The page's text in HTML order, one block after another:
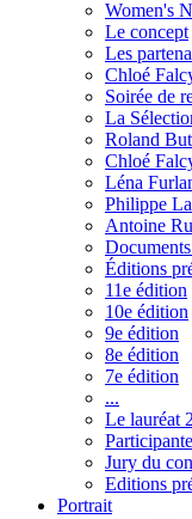
Women's
Le concept
Les
Chloé
Soirée de
La
Roland
Chloé
Léna
Philippe
Antoine
Éditions
11e édition
10e édition
9e édition
8e édition
7e édition
...
Le lauréat
Jury du
Editions
Portrait